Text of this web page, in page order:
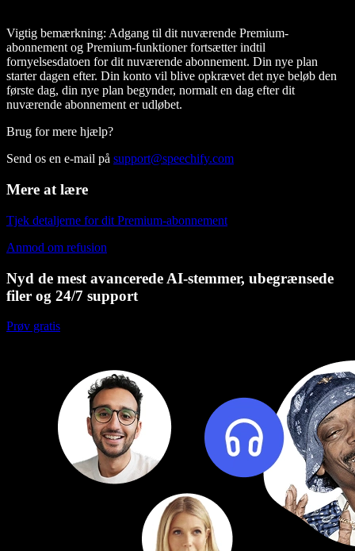
Vigtig bemærkning: Adgang til dit nuværende Premium-
abonnement og Premium-funktioner fortsætter indtil
fornyelsesdatoen for dit nuværende abonnement. Din nye plan
starter dagen efter. Din konto vil blive opkrævet det nye beløb den
første dag, din nye plan begynder, normalt en dag efter dit
nuværende abonnement er udløbet.
Brug for mere hjælp?
Send os en e-mail på support@speechify.com
Mere at lære
Tjek detaljerne for dit Premium-abonnement
Anmod om refusion
Nyd de mest avancerede AI-stemmer, ubegrænsede
filer og 24/7 support
Prøv gratis